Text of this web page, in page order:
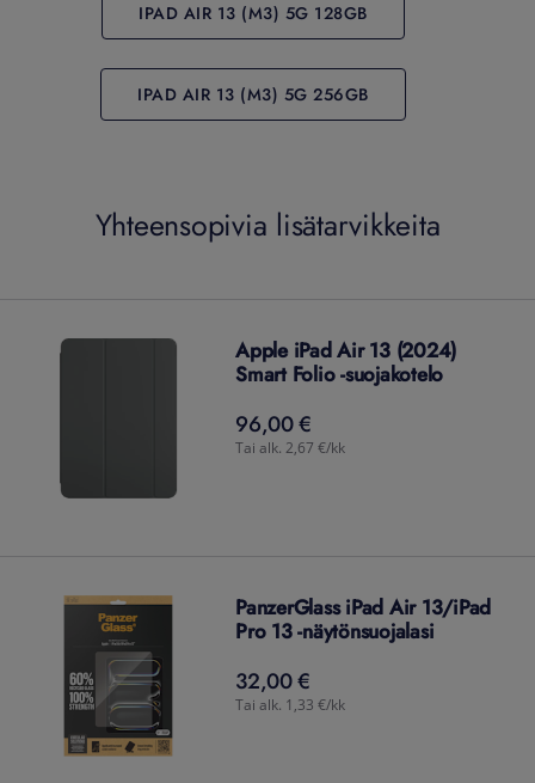
IPAD AIR 13 (M3) 5G 128GB
IPAD AIR 13 (M3) 5G 256GB
Yhteensopivia lisätarvikkeita
Apple iPad Air 13 (2024)
Smart Folio -suojakotelo
96,00 €
96,00€
Tai alk. 2,67 €/kk
PanzerGlass iPad Air 13/iPad
Pro 13 -näytönsuojalasi
32,00 €
32,00€
Tai alk. 1,33 €/kk